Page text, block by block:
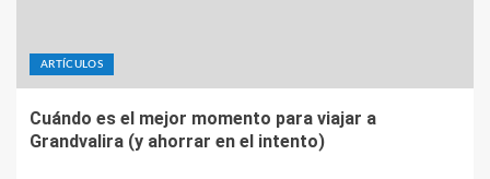
ARTÍCULOS
Cuándo es el mejor momento para viajar a
Grandvalira (y ahorrar en el intento)